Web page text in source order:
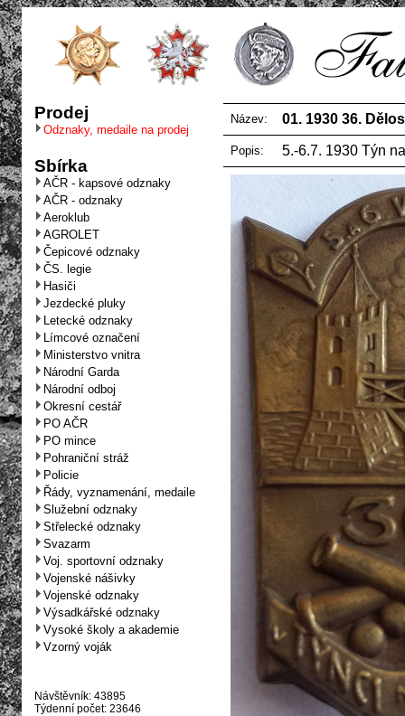
Prodej
Odznaky, medaile na prodej
Sbírka
AČR - kapsové odznaky
AČR - odznaky
Aeroklub
AGROLET
Čepicové odznaky
ČS. legie
Hasiči
Jezdecké pluky
Letecké odznaky
Límcové označení
Ministerstvo vnitra
Národní Garda
Národní odboj
Okresní cestář
PO AČR
PO mince
Pohraniční stráž
Policie
Řády, vyznamenání, medaile
Služební odznaky
Střelecké odznaky
Svazarm
Voj. sportovní odznaky
Vojenské nášivky
Vojenské odznaky
Výsadkářské odznaky
Vysoké školy a akademie
Vzorný voják
Návštěvník: 43895
Týdenní počet: 23646
Název: 01. 1930 36.
Popis: 5.-6.7. 1930 Týn